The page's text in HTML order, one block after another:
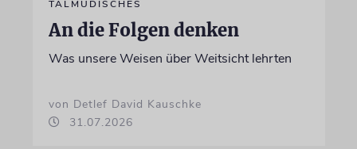
TALMUDISCHES
An die Folgen denken
Was unsere Weisen über Weitsicht lehrten
von Detlef David Kauschke
31.07.2026